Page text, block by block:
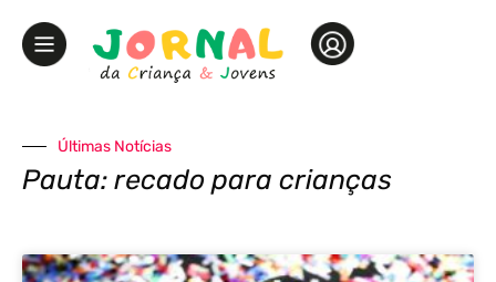
Últimas Notícias
Pauta: recado para crianças